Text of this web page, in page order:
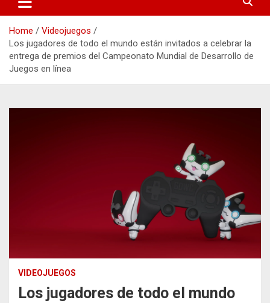
Home
Videojuegos
Los jugadores de todo el mundo están invitados a celebrar la
entrega de premios del Campeonato Mundial de Desarrollo de
Juegos en línea
VIDEOJUEGOS
Los jugadores de todo el mundo